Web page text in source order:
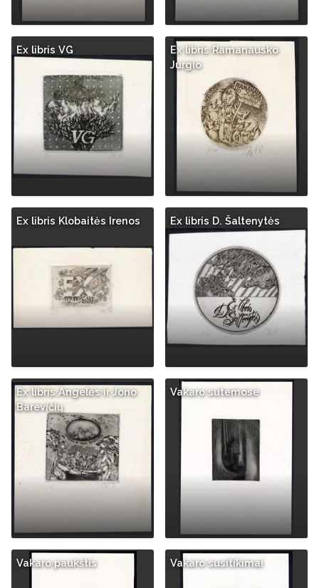
Ex libris VG
Ex libris Ramanausko
Jurgio
Ex libris Klobaitės Irenos Ex libris D. Šaltenytės
Ex libris Angelės ir Jono
Barevičių
Vakaro sutemose
Vakaro paukštis Vakaro susitikimai